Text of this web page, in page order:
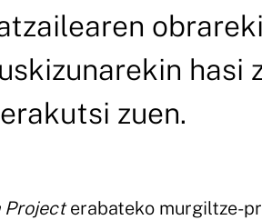
hasi
zuen.
Projecterabateko murgiltze-